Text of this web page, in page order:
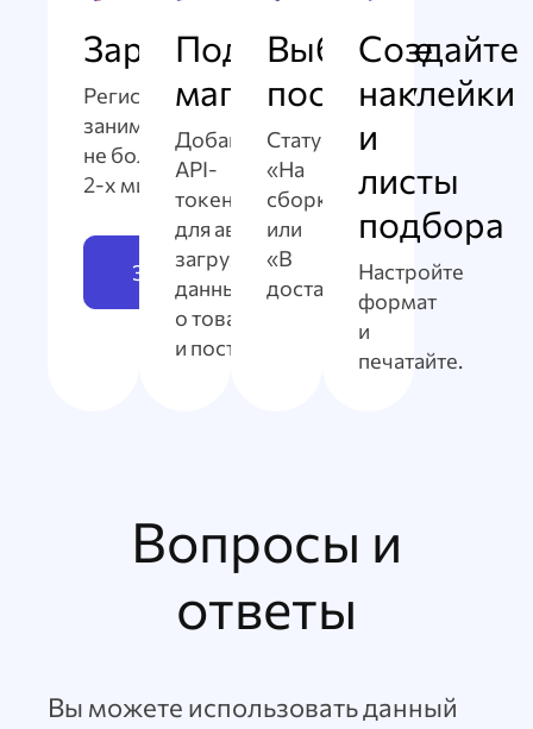
Зарегистрируйтесь
Регистрация
занимает
не больше
2-х минут
Зарегистрироваться
Подключите
магазин
Добавьте
API-
токен
для автоматической
загрузки
данных
о товарах
и поставках.
Выберите
поставку
Статус
«На
сборке»
или
«В
доставке».
Создайте
наклейки
и
листы
подбора
Настройте
формат
и
печатайте.
Вопросы и
ответы
Вы можете использовать данный